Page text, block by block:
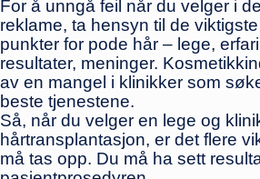
For å unngå feil når du velger i
reklame, ta hensyn til de
punkter for pode hår – lege,
resultater, meninger.
av en mangel i klinikker som
beste tjenestene.
Så, når du velger en lege og
hårtransplantasjon, er det flere
må tas opp. Du må ha sett